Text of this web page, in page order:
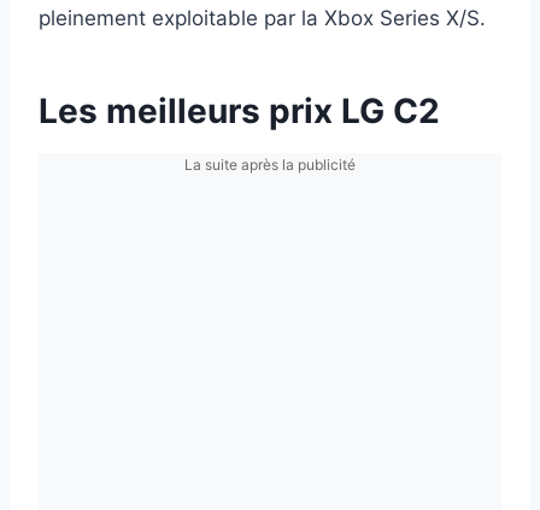
pleinement exploitable par la Xbox Series X/S.
Les meilleurs prix LG C2
La suite après la publicité